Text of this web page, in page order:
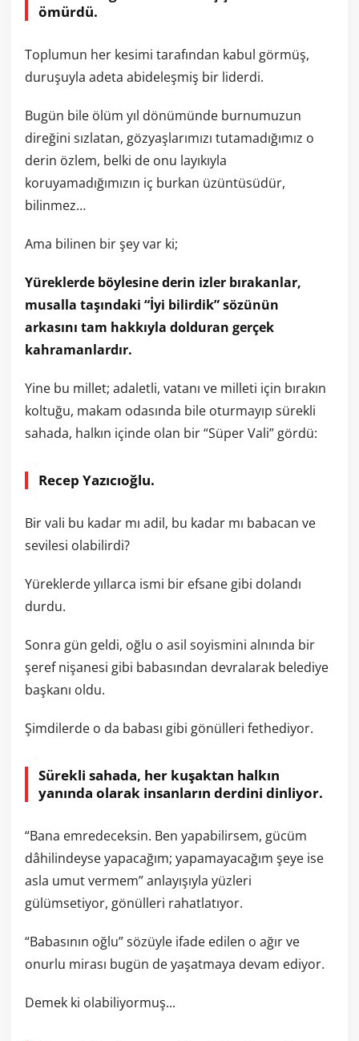
ömürdü.
Toplumun her kesimi tarafından kabul görmüş,
duruşuyla adeta abideleşmiş bir liderdi.
Bugün bile ölüm yıl dönümünde burnumuzun
direğini sızlatan, gözyaşlarımızı tutamadığımız o
derin özlem, belki de onu layıkıyla
koruyamadığımızın iç burkan üzüntüsüdür,
bilinmez…
Ama bilinen bir şey var ki;
Yüreklerde böylesine derin izler bırakanlar,
musalla taşındaki “İyi bilirdik” sözünün
arkasını tam hakkıyla dolduran gerçek
kahramanlardır.
Yine bu millet; adaletli, vatanı ve milleti için bırakın
koltuğu, makam odasında bile oturmayıp sürekli
sahada, halkın içinde olan bir “Süper Vali” gördü:
Recep Yazıcıoğlu.
Bir vali bu kadar mı adil, bu kadar mı babacan ve
sevilesi olabilirdi?
Yüreklerde yıllarca ismi bir efsane gibi dolandı
durdu.
Sonra gün geldi, oğlu o asil soyismini alnında bir
şeref nişanesi gibi babasından devralarak belediye
başkanı oldu.
Şimdilerde o da babası gibi gönülleri fethediyor.
Sürekli sahada, her kuşaktan halkın
yanında olarak insanların derdini dinliyor.
“Bana emredeceksin. Ben yapabilirsem, gücüm
dâhilindeyse yapacağım; yapamayacağım şeye ise
asla umut vermem” anlayışıyla yüzleri
gülümsetiyor, gönülleri rahatlatıyor.
“Babasının oğlu” sözüyle ifade edilen o ağır ve
onurlu mirası bugün de yaşatmaya devam ediyor.
Demek ki olabiliyormuş...